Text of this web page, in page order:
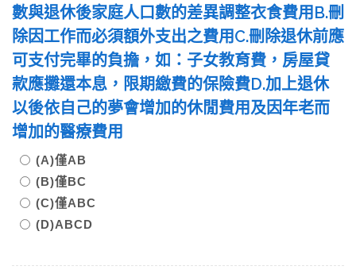
數與退休後家庭人口數的差異調整衣食費用B.刪
除因工作而必須額外支出之費用C.刪除退休前應
可支付完畢的負擔，如：子女教育費，房屋貸
款應攤還本息，限期繳費的保險費D.加上退休
以後依自己的夢會增加的休閒費用及因年老而
增加的醫療費用
(A)僅AB
(B)僅BC
(C)僅ABC
(D)ABCD